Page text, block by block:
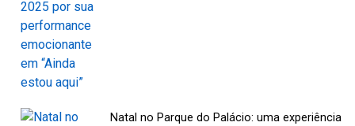
Natal no Parque do Palácio: uma experiência